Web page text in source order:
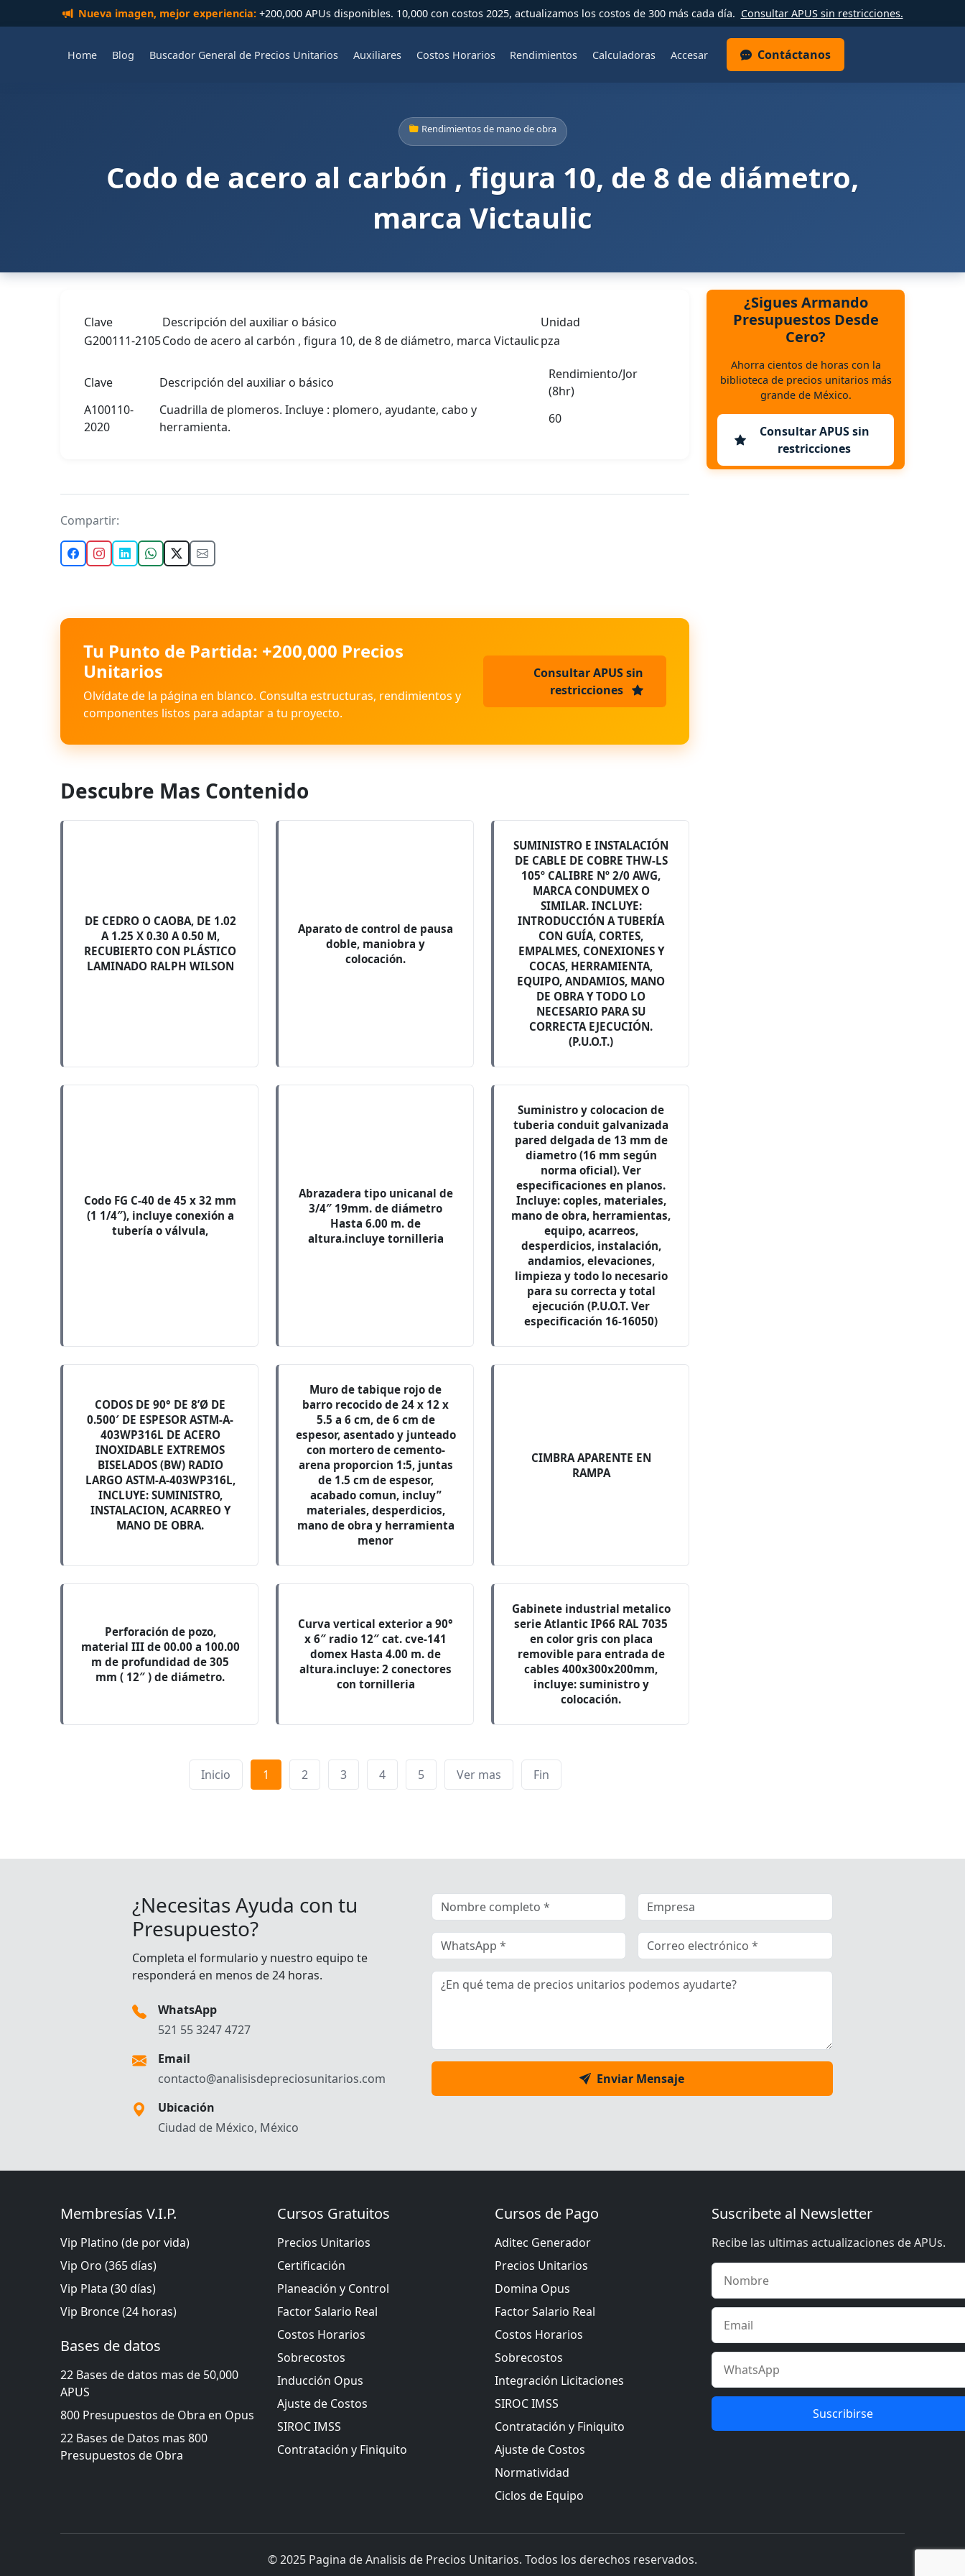
Nueva imagen, mejor experiencia:+200,000 APUs disponibles. 10,000 con costos 2025, actualizamos los costos de 300 más cada día. Consultar APUS sin restricciones.
Home Blog Buscador General de Precios Unitarios Auxiliares Costos Horarios Rendimientos Calculadoras Accesar Contáctanos
Rendimientos de mano de obra
Codo de acero al carbón , figura 10, de 8 de diámetro,
marca Victaulic
Clave Descripción del auxiliar o básico
Unidad
G200111-2105Codo de acero al carbón , figura 10, de 8 de diámetro, marca Victaulicpza
Clave Descripción del auxiliar o básico
Rendimiento/Jor
(8hr)
A100110-
2020
Cuadrilla de plomeros. Incluye : plomero, ayudante, cabo y
herramienta.
60
Compartir:
Tu Punto de Partida: +200,000 Precios
Unitarios
Olvídate de la página en blanco. Consulta estructuras, rendimientos y
componentes listos para adaptar a tu proyecto.
Consultar APUS sin
restricciones
Descubre Mas Contenido
DE CEDRO O CAOBA, DE 1.02
A 1.25 X 0.30 A 0.50 M,
RECUBIERTO CON PLÁSTICO
LAMINADO RALPH WILSON
Aparato de control de pausa
doble, maniobra y
colocación.
SUMINISTRO E INSTALACIÓN
DE CABLE DE COBRE THW-LS
105º CALIBRE Nº 2/0 AWG,
MARCA CONDUMEX O
SIMILAR. INCLUYE:
INTRODUCCIÓN A TUBERÍA
CON GUÍA, CORTES,
EMPALMES, CONEXIONES Y
COCAS, HERRAMIENTA,
EQUIPO, ANDAMIOS, MANO
DE OBRA Y TODO LO
NECESARIO PARA SU
CORRECTA EJECUCIÓN.
(P.U.O.T.)
Codo FG C-40 de 45 x 32 mm
(1 1/4″), incluye conexión a
tubería o válvula,
Abrazadera tipo unicanal de
3/4″ 19mm. de diámetro
Hasta 6.00 m. de
altura.incluye tornilleria
Suministro y colocacion de
tuberia conduit galvanizada
pared delgada de 13 mm de
diametro (16 mm según
norma oficial). Ver
especificaciones en planos.
Incluye: coples, materiales,
mano de obra, herramientas,
equipo, acarreos,
desperdicios, instalación,
andamios, elevaciones,
limpieza y todo lo necesario
para su correcta y total
ejecución (P.U.O.T. Ver
especificación 16-16050)
CODOS DE 90° DE 8’Ø DE
0.500′ DE ESPESOR ASTM-A-
403WP316L DE ACERO
INOXIDABLE EXTREMOS
BISELADOS (BW) RADIO
LARGO ASTM-A-403WP316L,
INCLUYE: SUMINISTRO,
INSTALACION, ACARREO Y
MANO DE OBRA.
Muro de tabique rojo de
barro recocido de 24 x 12 x
5.5 a 6 cm, de 6 cm de
espesor, asentado y junteado
con mortero de cemento-
arena proporcion 1:5, juntas
de 1.5 cm de espesor,
acabado comun, incluy”
materiales, desperdicios,
mano de obra y herramienta
menor
CIMBRA APARENTE EN
RAMPA
Perforación de pozo,
material III de 00.00 a 100.00
m de profundidad de 305
mm ( 12″ ) de diámetro.
Curva vertical exterior a 90°
x 6″ radio 12″ cat. cve-141
domex Hasta 4.00 m. de
altura.incluye: 2 conectores
con tornilleria
Gabinete industrial metalico
serie Atlantic IP66 RAL 7035
en color gris con placa
removible para entrada de
cables 400x300x200mm,
incluye: suministro y
colocación.
Inicio 1 2 3 4 5 Ver mas Fin
¿Sigues Armando
Presupuestos Desde
Cero?
Ahorra cientos de horas con la
biblioteca de precios unitarios más
grande de México.
Consultar APUS sin
restricciones
¿Necesitas Ayuda con tu
Presupuesto?
Completa el formulario y nuestro equipo te
responderá en menos de 24 horas.
WhatsApp
521 55 3247 4727
Email
contacto@analisisdepreciosunitarios.com
Ubicación
Ciudad de México, México
Enviar Mensaje
Membresías V.I.P.
Vip Platino (de por vida)
Vip Oro (365 días)
Vip Plata (30 días)
Vip Bronce (24 horas)
Bases de datos
22 Bases de datos mas de 50,000
APUS
800 Presupuestos de Obra en Opus
22 Bases de Datos mas 800
Presupuestos de Obra
Cursos Gratuitos
Precios Unitarios
Certificación
Planeación y Control
Factor Salario Real
Costos Horarios
Sobrecostos
Inducción Opus
Ajuste de Costos
SIROC IMSS
Contratación y Finiquito
Cursos de Pago
Aditec Generador
Precios Unitarios
Domina Opus
Factor Salario Real
Costos Horarios
Sobrecostos
Integración Licitaciones
SIROC IMSS
Contratación y Finiquito
Ajuste de Costos
Normatividad
Ciclos de Equipo
Suscribete al Newsletter
Recibe las ultimas actualizaciones de APUs.
Suscribirse
© 2025 Pagina de Analisis de Precios Unitarios. Todos los derechos reservados.